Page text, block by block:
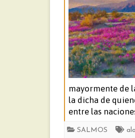
mayormente de
la dicha de
entre las
SALMOS